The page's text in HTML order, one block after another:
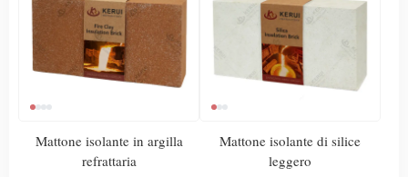
Mattone isolante in argilla
refrattaria
Mattone isolante di silice
leggero